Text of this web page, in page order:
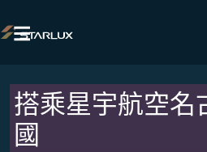

搭乘星宇航空名
國